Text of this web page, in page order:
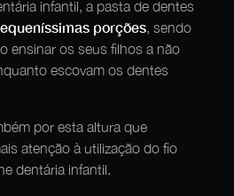
infantil, a pasta de dentes
porções, sendo
ensinar os seus filhos a não
escovam os dentes
por esta altura que
atenção à utilização do fio
dentária infantil.